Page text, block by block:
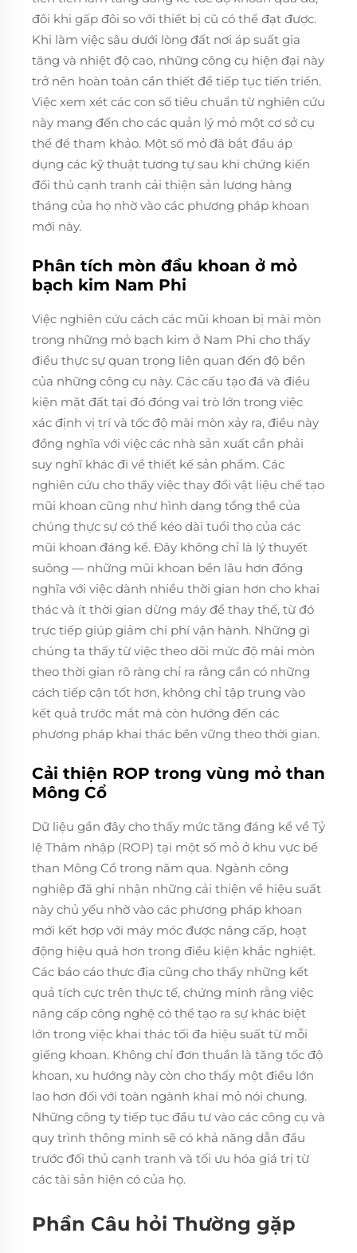
đôi khi gấp đôi so với thiết bị cũ có thể đạt được.
Khi làm việc sâu dưới lòng đất nơi áp suất gia
tăng và nhiệt độ cao, những công cụ hiện đại này
trở nên hoàn toàn cần thiết để tiếp tục tiến triển.
Việc xem xét các con số tiêu chuẩn từ nghiên cứu
này mang đến cho các quản lý mỏ một cơ sở cụ
thể để tham khảo. Một số mỏ đã bắt đầu áp
dụng các kỹ thuật tương tự sau khi chứng kiến
đối thủ cạnh tranh cải thiện sản lượng hàng
tháng của họ nhờ vào các phương pháp khoan
mới này.
Phân tích mòn đầu khoan ở mỏ
bạch kim Nam Phi
Việc nghiên cứu cách các mũi khoan bị mài mòn
trong những mỏ bạch kim ở Nam Phi cho thấy
điều thực sự quan trọng liên quan đến độ bền
của những công cụ này. Các cấu tạo đá và điều
kiện mặt đất tại đó đóng vai trò lớn trong việc
xác định vị trí và tốc độ mài mòn xảy ra, điều này
đồng nghĩa với việc các nhà sản xuất cần phải
suy nghĩ khác đi về thiết kế sản phẩm. Các
nghiên cứu cho thấy việc thay đổi vật liệu chế tạo
mũi khoan cũng như hình dạng tổng thể của
chúng thực sự có thể kéo dài tuổi thọ của các
mũi khoan đáng kể. Đây không chỉ là lý thuyết
suông — những mũi khoan bền lâu hơn đồng
nghĩa với việc dành nhiều thời gian hơn cho khai
thác và ít thời gian dừng máy để thay thế, từ đó
trực tiếp giúp giảm chi phí vận hành. Những gì
chúng ta thấy từ việc theo dõi mức độ mài mòn
theo thời gian rõ ràng chỉ ra rằng cần có những
cách tiếp cận tốt hơn, không chỉ tập trung vào
kết quả trước mắt mà còn hướng đến các
phương pháp khai thác bền vững theo thời gian.
Cải thiện ROP trong vùng mỏ than
Mông Cổ
Dữ liệu gần đây cho thấy mức tăng đáng kể về Tỷ
lệ Thâm nhập (ROP) tại một số mỏ ở khu vực bể
than Mông Cổ trong năm qua. Ngành công
nghiệp đã ghi nhận những cải thiện về hiệu suất
này chủ yếu nhờ vào các phương pháp khoan
mới kết hợp với máy móc được nâng cấp, hoạt
động hiệu quả hơn trong điều kiện khắc nghiệt.
Các báo cáo thực địa cũng cho thấy những kết
quả tích cực trên thực tế, chứng minh rằng việc
nâng cấp công nghệ có thể tạo ra sự khác biệt
lớn trong việc khai thác tối đa hiệu suất từ mỗi
giếng khoan. Không chỉ đơn thuần là tăng tốc độ
khoan, xu hướng này còn cho thấy một điều lớn
lao hơn đối với toàn ngành khai mỏ nói chung.
Những công ty tiếp tục đầu tư vào các công cụ và
quy trình thông minh sẽ có khả năng dẫn đầu
trước đối thủ cạnh tranh và tối ưu hóa giá trị từ
các tài sản hiện có của họ.
Phần Câu hỏi Thường gặp